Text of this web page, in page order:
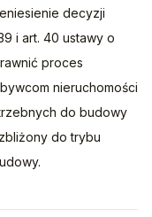
decyzji
i art. 40 ustawy o
proces
nieruchomości
do budowy
do trybu